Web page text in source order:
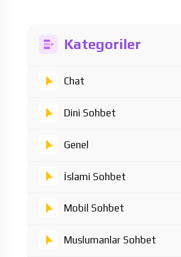
Kategoriler
Chat
Dini Sohbet
Genel
İslami Sohbet
Mobil Sohbet
Muslumanlar Sohbet